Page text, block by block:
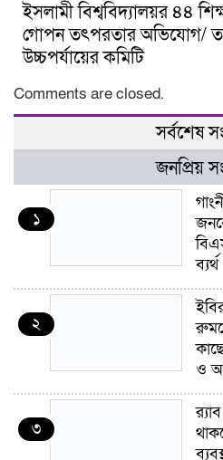
ইসলামী বিশ্ববিদ্যালয়র ৪৪
গোপন তৎপরতার অভিযোগ/
উচ্চপর্যায়ের কমিটি
Comments are closed.
সর্বশেষ
জনপ্রিয়
১
ব্যর্থ
২
ও
৩